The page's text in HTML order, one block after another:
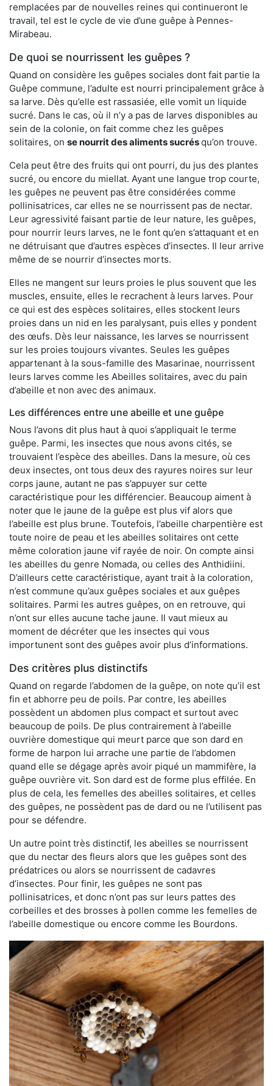
remplacées par de nouvelles reines qui continueront le
travail, tel est le cycle de vie d’une guêpe à Pennes-
Mirabeau.
De quoi se nourrissent les guêpes ?
Quand on considère les guêpes sociales dont fait partie la
Guêpe commune, l’adulte est nourri principalement grâce à
sa larve. Dès qu’elle est rassasiée, elle vomit un liquide
sucré. Dans le cas, où il n’y a pas de larves disponibles au
sein de la colonie, on fait comme chez les guêpes
solitaires, on se nourrit des aliments sucrésqu’on trouve.
Cela peut être des fruits qui ont pourri, du jus des plantes
sucré, ou encore du miellat. Ayant une langue trop courte,
les guêpes ne peuvent pas être considérées comme
pollinisatrices, car elles ne se nourrissent pas de nectar.
Leur agressivité faisant partie de leur nature, les guêpes,
pour nourrir leurs larves, ne le font qu’en s’attaquant et en
ne détruisant que d’autres espèces d’insectes. Il leur arrive
même de se nourrir d’insectes morts.
Elles ne mangent sur leurs proies le plus souvent que les
muscles, ensuite, elles le recrachent à leurs larves. Pour
ce qui est des espèces solitaires, elles stockent leurs
proies dans un nid en les paralysant, puis elles y pondent
des œufs. Dès leur naissance, les larves se nourrissent
sur les proies toujours vivantes. Seules les guêpes
appartenant à la sous-famille des Masarinae, nourrissent
leurs larves comme les Abeilles solitaires, avec du pain
d’abeille et non avec des animaux.
Les différences entre une abeille et une guêpe
Nous l’avons dit plus haut à quoi s’appliquait le terme
guêpe. Parmi, les insectes que nous avons cités, se
trouvaient l’espèce des abeilles. Dans la mesure, où ces
deux insectes, ont tous deux des rayures noires sur leur
corps jaune, autant ne pas s’appuyer sur cette
caractéristique pour les différencier. Beaucoup aiment à
noter que le jaune de la guêpe est plus vif alors que
l’abeille est plus brune. Toutefois, l’abeille charpentière est
toute noire de peau et les abeilles solitaires ont cette
même coloration jaune vif rayée de noir. On compte ainsi
les abeilles du genre Nomada, ou celles des Anthidiini.
D’ailleurs cette caractéristique, ayant trait à la coloration,
n’est commune qu’aux guêpes sociales et aux guêpes
solitaires. Parmi les autres guêpes, on en retrouve, qui
n’ont sur elles aucune tache jaune. Il vaut mieux au
moment de décréter que les insectes qui vous
importunent sont des guêpes avoir plus d’informations.
Des critères plus distinctifs
Quand on regarde l’abdomen de la guêpe, on note qu’il est
fin et abhorre peu de poils. Par contre, les abeilles
possèdent un abdomen plus compact et surtout avec
beaucoup de poils. De plus contrairement à l’abeille
ouvrière domestique qui meurt parce que son dard en
forme de harpon lui arrache une partie de l’abdomen
quand elle se dégage après avoir piqué un mammifère, la
guêpe ouvrière vit. Son dard est de forme plus effilée. En
plus de cela, les femelles des abeilles solitaires, et celles
des guêpes, ne possèdent pas de dard ou ne l’utilisent pas
pour se défendre.
Un autre point très distinctif, les abeilles se nourrissent
que du nectar des fleurs alors que les guêpes sont des
prédatrices ou alors se nourrissent de cadavres
d’insectes. Pour finir, les guêpes ne sont pas
pollinisatrices, et donc n’ont pas sur leurs pattes des
corbeilles et des brosses à pollen comme les femelles de
l’abeille domestique ou encore comme les Bourdons.